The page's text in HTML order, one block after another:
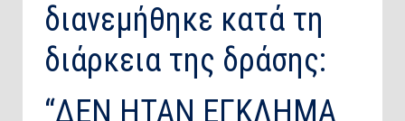
διανεμήθηκε κατά τη
διάρκεια της δράσης:
“ΔΕΝ ΗΤΑΝ ΕΓΚΛΗΜΑ